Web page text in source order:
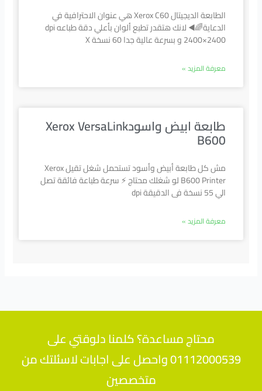
الطابعة الديجيتال Xerox C60 هي عنوان الاحترافية في
الدعاية🌈◀️ لانك هتقدر تطبع ألوان بأعلي دقة طباعه dpi
2400×2400 و بسرعة عالية جدا 60 نسخة X
معرفة المزيد »
طابعة ابيض واسودXerox VersaLink
B600
مش كل طابعة أبيض وأسود تستحمل شغل تقيل Xerox
B600 Printer لو شغلك محتاج ⚡ سرعة طباعة فائقة تصل
الي 55 نسخة فى الدقيقة dpi
معرفة المزيد »
محتاج مساعدة؟ كلمنا دلوقتي على
01112000539 واحصل على اجابات لاسئلتك من
متخصصين